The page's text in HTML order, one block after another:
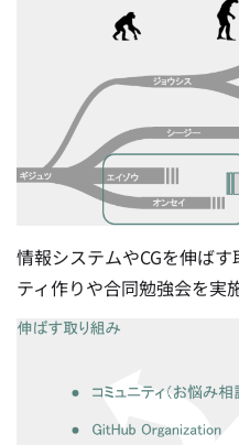
情報システムやCGを伸ば
ティ作りや合同勉強会を実